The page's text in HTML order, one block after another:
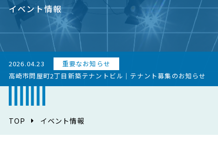
イベント情報
2026.04.23
重要なお知らせ
高崎市問屋町2丁目新築テナントビル｜テナント募集のお知らせ
TOP イベント情報